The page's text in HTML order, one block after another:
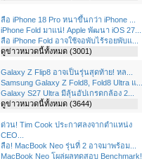
ลือ iPhone 18 Pro หนาขึ้นกว่า iPhone ...
iPhone Fold มาแน่! Apple พัฒนา iOS 27...
ลือ iPhone Fold อาจใช้จอพับไร้รอยพับแ...
ดูข่าวหมวดนี้ทั้งหมด (3001)
Galaxy Z Flip8 อาจเป็นรุ่นสุดท้าย! หล...
Samsung Galaxy Z Fold8, Fold8 Ultra แ...
Galaxy S27 Ultra มีลุ้นอัปเกรดกล้อง 2...
ดูข่าวหมวดนี้ทั้งหมด (3644)
ด่วน! Tim Cook ประกาศลงจากตำแหน่ง
CEO...
ลือ! MacBook Neo รุ่นที่ 2 อาจมาพร้อม...
MacBook Neo โผล่ผลทดสอบ Benchmark!